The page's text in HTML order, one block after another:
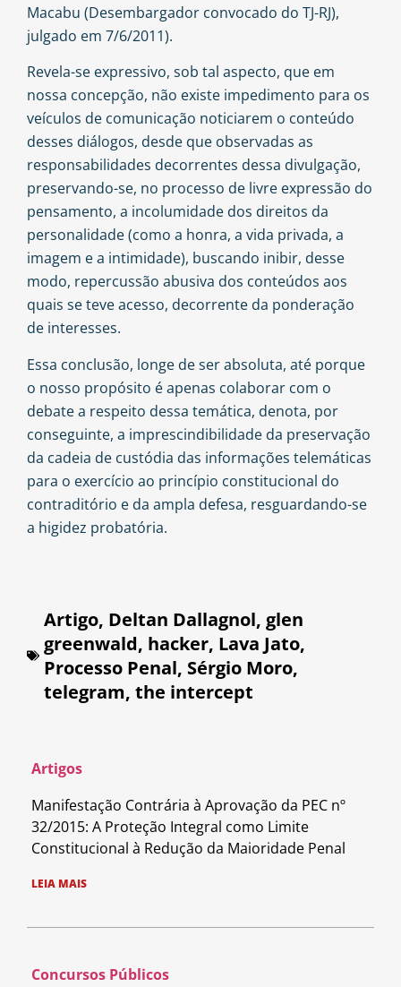
Macabu (Desembargador convocado do TJ-RJ),
julgado em 7/6/2011).
Revela-se expressivo, sob tal aspecto, que em
nossa concepção, não existe impedimento para os
veículos de comunicação noticiarem o conteúdo
desses diálogos, desde que observadas as
responsabilidades decorrentes dessa divulgação,
preservando-se, no processo de livre expressão do
pensamento, a incolumidade dos direitos da
personalidade (como a honra, a vida privada, a
imagem e a intimidade), buscando inibir, desse
modo, repercussão abusiva dos conteúdos aos
quais se teve acesso, decorrente da ponderação
de interesses.
Essa conclusão, longe de ser absoluta, até porque
o nosso propósito é apenas colaborar com o
debate a respeito dessa temática, denota, por
conseguinte, a imprescindibilidade da preservação
da cadeia de custódia das informações telemáticas
para o exercício ao princípio constitucional do
contraditório e da ampla defesa, resguardando-se
a higidez probatória.
Artigo, Deltan Dallagnol, glen
greenwald, hacker, Lava Jato,
Processo Penal, Sérgio Moro,
telegram, the intercept
Artigos
Manifestação Contrária à Aprovação da PEC nº
32/2015: A Proteção Integral como Limite
Constitucional à Redução da Maioridade Penal
LEIA MAIS
Concursos Públicos